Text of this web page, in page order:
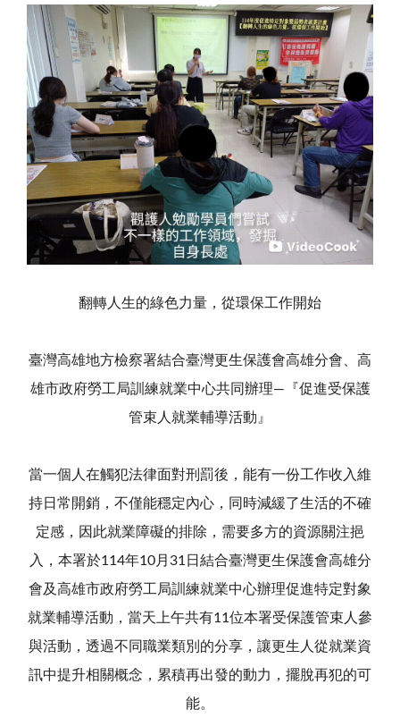
翻轉人生的綠色力量，從環保工作開始
臺灣高雄地方檢察署結合臺灣更生保護會高雄分會、高
雄市政府勞工局訓練就業中心共同辦理—『促進受保護
管束人就業輔導活動』
當一個人在觸犯法律面對刑罰後，能有一份工作收入維
持日常開銷，不僅能穩定內心，同時減緩了生活的不確
定感，因此就業障礙的排除，需要多方的資源關注挹
入，本署於114年10月31日結合臺灣更生保護會高雄分
會及高雄市政府勞工局訓練就業中心辦理促進特定對象
就業輔導活動，當天上午共有11位本署受保護管束人參
與活動，透過不同職業類別的分享，讓更生人從就業資
訊中提升相關概念，累積再出發的動力，擺脫再犯的可
能。